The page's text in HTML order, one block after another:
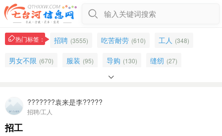
输入关键词搜索
热门标签： 招聘 (3555) 吃苦耐劳 (610) 工人 (348)
男女不限 (670) 服装 (95) 导购 (130) 缝纫 (27)
五险 (169) 招聘快递员 (68)
车辆

???????袁来是李?????
招聘/工人
招工